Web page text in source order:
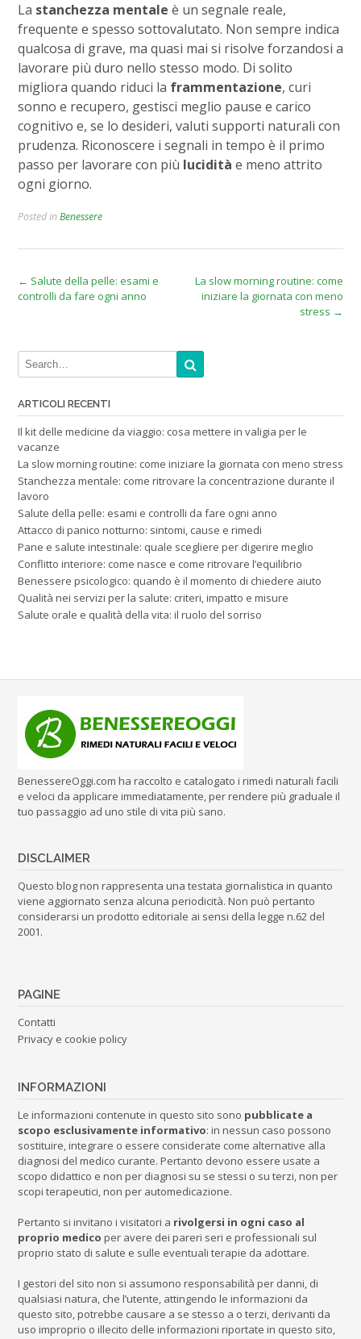
La stanchezza mentale è un segnale reale,
frequente e spesso sottovalutato. Non sempre indica
qualcosa di grave, ma quasi mai si risolve forzandosi a
lavorare più duro nello stesso modo. Di solito
migliora quando riduci la frammentazione, curi
sonno e recupero, gestisci meglio pause e carico
cognitivo e, se lo desideri, valuti supporti naturali con
prudenza. Riconoscere i segnali in tempo è il primo
passo per lavorare con più lucidità e meno attrito
ogni giorno.
Posted inBenessere
Post
navigation
← Salute della pelle: esami e
controlli da fare ogni anno
La slow morning routine: come
iniziare la giornata con meno
stress →
ARTICOLI RECENTI
Il kit delle medicine da viaggio: cosa mettere in valigia per le
vacanze
La slow morning routine: come iniziare la giornata con meno stress
Stanchezza mentale: come ritrovare la concentrazione durante il
lavoro
Salute della pelle: esami e controlli da fare ogni anno
Attacco di panico notturno: sintomi, cause e rimedi
Pane e salute intestinale: quale scegliere per digerire meglio
Conflitto interiore: come nasce e come ritrovare l’equilibrio
Benessere psicologico: quando è il momento di chiedere aiuto
Qualità nei servizi per la salute: criteri, impatto e misure
Salute orale e qualità della vita: il ruolo del sorriso
BenessereOggi.com ha raccolto e catalogato i rimedi naturali facili
e veloci da applicare immediatamente, per rendere più graduale il
tuo passaggio ad uno stile di vita più sano.
DISCLAIMER
Questo blog non rappresenta una testata giornalistica in quanto
viene aggiornato senza alcuna periodicità. Non può pertanto
considerarsi un prodotto editoriale ai sensi della legge n.62 del
2001.
PAGINE
Contatti
Privacy e cookie policy
INFORMAZIONI
Le informazioni contenute in questo sito sono pubblicate a
scopo esclusivamente informativo: in nessun caso possono
sostituire, integrare o essere considerate come alternative alla
diagnosi del medico curante. Pertanto devono essere usate a
scopo didattico e non per diagnosi su se stessi o su terzi, non per
scopi terapeutici, non per automedicazione.
Pertanto si invitano i visitatori a rivolgersi in ogni caso al
proprio medico per avere dei pareri seri e professionali sul
proprio stato di salute e sulle eventuali terapie da adottare.
I gestori del sito non si assumono responsabilità per danni, di
qualsiasi natura, che l’utente, attingendo le informazioni da
questo sito, potrebbe causare a se stesso a o terzi, derivanti da
uso improprio o illecito delle informazioni riportate in questo sito,